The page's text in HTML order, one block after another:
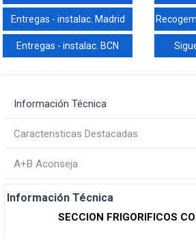
Entregas - instalac. Madrid
Entregas - instalac. BCN
Información Técnica
Caracteristicas Destacadas
A+B Aconseja
Información Técnica
SECCION FRIGORIFICOS